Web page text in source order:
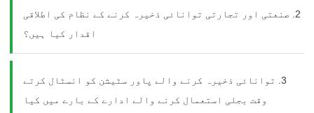
2. صنعتی اور تجارتی توانائی ذخیرہ کرنے کے نظام کی اطلاقی
اقدار کیا ہیں؟
3. توانائی ذخیرہ کرنے والے پاور سٹیشن کو انسٹال کرتے
وقت بجلی استعمال کرنے والے ادارے کے بارے میں کیا